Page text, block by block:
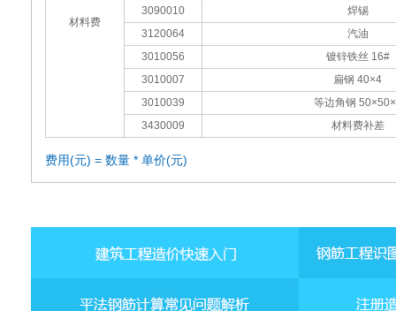
材料费
3090010
焊锡
3120064
汽油
3010056
镀锌铁丝 16#
3010007
扁钢 40×4
3010039
等边角钢
3430009
材料费补差
费用(元) = 数量 * 单价(元)